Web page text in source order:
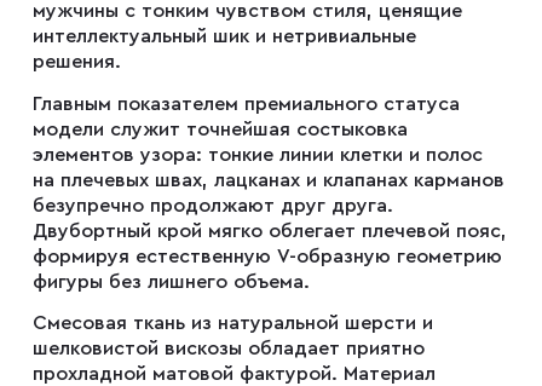
Рубашки
Брюки
Парки
Плащи
Пуховики
мужчины с тонким чувством стиля, ценящие
интеллектуальный шик и нетривиальные
решения.
Главным показателем премиального статуса
модели служит точнейшая состыковка
элементов узора: тонкие линии клетки и полос
на плечевых швах, лацканах и клапанах карманов
безупречно продолжают друг друга.
Двубортный крой мягко облегает плечевой пояс,
формируя естественную V-образную геометрию
фигуры без лишнего объема.
Смесовая ткань из натуральной шерсти и
шелковистой вискозы обладает приятно
прохладной матовой фактурой. Материал